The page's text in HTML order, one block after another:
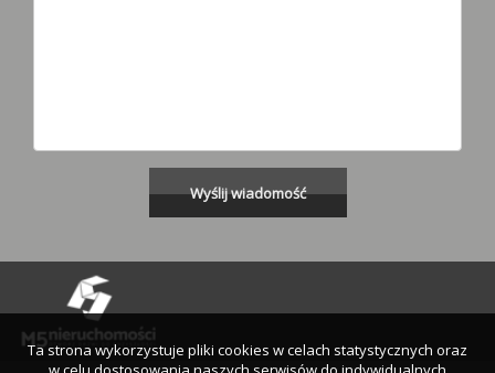
Ta strona wykorzystuje pliki cookies w celach statystycznych oraz